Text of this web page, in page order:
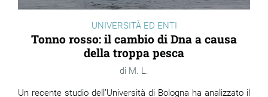
UNIVERSITÀ ED ENTI
Tonno rosso: il cambio di Dna a causa
della troppa pesca
M. L.
Un recente studio dell’Università di Bologna ha analizzato il